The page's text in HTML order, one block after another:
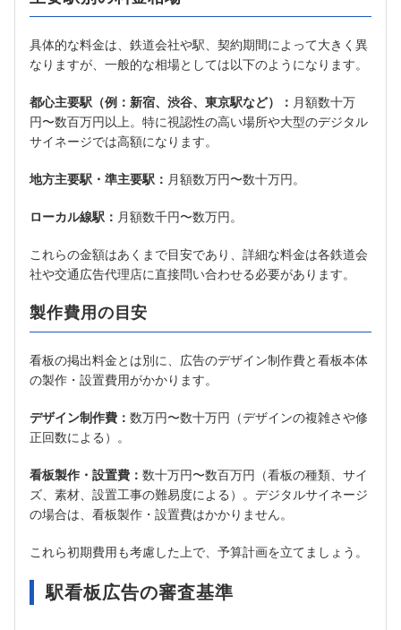
具体的な料金は、鉄道会社や駅、契約期間によって大きく異
なりますが、一般的な相場としては以下のようになります。
都心主要駅（例：新宿、渋谷、東京駅など）： 月額数十万
円〜数百万円以上。特に視認性の高い場所や大型のデジタル
サイネージでは高額になります。
地方主要駅・準主要駅： 月額数万円〜数十万円。
ローカル線駅： 月額数千円〜数万円。
これらの金額はあくまで目安であり、詳細な料金は各鉄道会
社や交通広告代理店に直接問い合わせる必要があります。
製作費用の目安
看板の掲出料金とは別に、広告のデザイン制作費と看板本体
の製作・設置費用がかかります。
デザイン制作費： 数万円〜数十万円（デザインの複雑さや修
正回数による）。
看板製作・設置費： 数十万円〜数百万円（看板の種類、サイ
ズ、素材、設置工事の難易度による）。デジタルサイネージ
の場合は、看板製作・設置費はかかりません。
これら初期費用も考慮した上で、予算計画を立てましょう。
駅看板広告の審査基準